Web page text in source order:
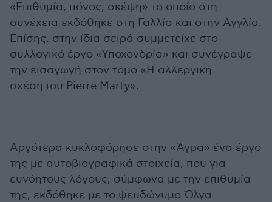
«Επιθυμία, πόνος, σκέψη» το οποίο στη
συνέχεια εκδόθηκε στη Γαλλία και στην Αγγλία.
Επίσης, στην ίδια σειρά συμμετείχε στο
συλλογικό έργο «Υποχονδρία» και συνέγραψε
την εισαγωγή στον τόμο «Η αλλεργική
σχέση του Pierre Marty».
Αργότερα κυκλοφόρησε στην «Άγρα» ένα έργο
της με αυτοβιογραφικά στοιχεία, που για
ευνόητους λόγους, σύμφωνα με την επιθυμία
της, εκδόθηκε με το ψευδώνυμο Όλγα